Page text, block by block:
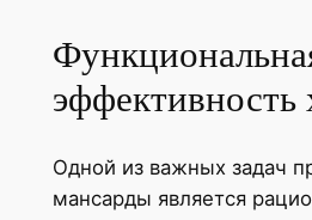
эффективность
Одной из важных задач
мансарды является